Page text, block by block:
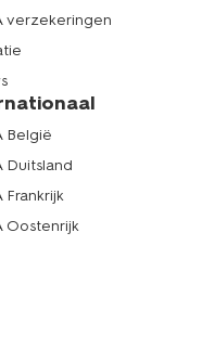
verzekeringen
België
Duitsland
Frankrijk
Oostenrijk